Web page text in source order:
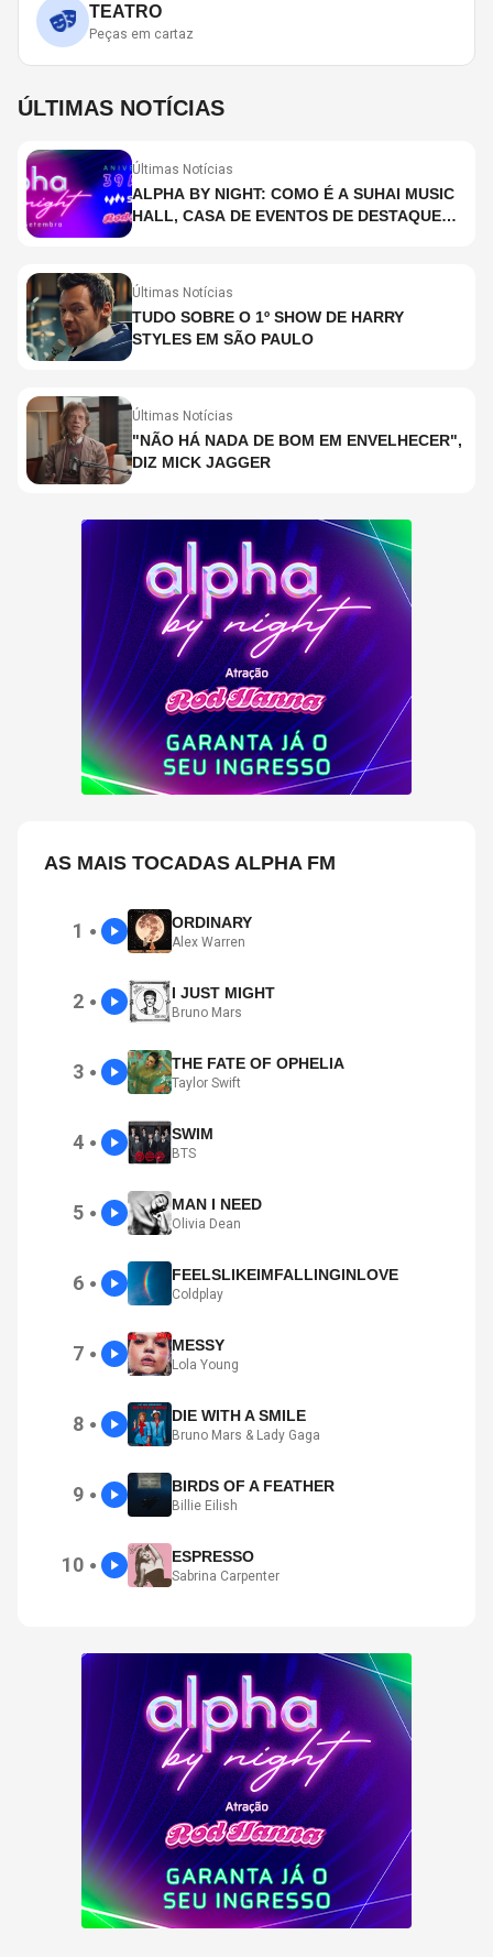
TEATRO
Peças em cartaz
ÚLTIMAS NOTÍCIAS
Últimas Notícias
ALPHA BY NIGHT: COMO É A SUHAI MUSIC
HALL, CASA DE EVENTOS DE DESTAQUE
Últimas Notícias
TUDO SOBRE O 1º SHOW DE HARRY
STYLES EM SÃO PAULO
Últimas Notícias
"NÃO HÁ NADA DE BOM EM ENVELHECER",
DIZ MICK JAGGER
AS MAIS TOCADAS ALPHA FM
1 ● ORDINARY
Alex Warren
2 ● I JUST MIGHT
Bruno Mars
3 ● THE FATE OF OPHELIA
Taylor Swift
4 ● SWIM
BTS
5 ● MAN I NEED
Olivia Dean
6 ● FEELSLIKEIMFALLINGINLOVE
Coldplay
7 ● MESSY
Lola Young
8 ● DIE WITH A SMILE
Bruno Mars & Lady Gaga
9 ● BIRDS OF A FEATHER
Billie Eilish
10 ● ESPRESSO
Sabrina Carpenter